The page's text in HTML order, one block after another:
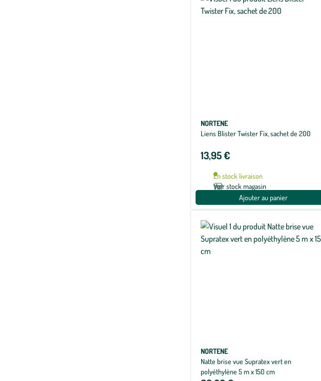
NORTENE
Liens Blister Twister Fix, sachet de 200
13,95 €
En stock livraison
Voir stock magasin
Ajouter au panier
NORTENE
Natte brise vue Supratex vert en
polyéthylène 5 m x 150 cm